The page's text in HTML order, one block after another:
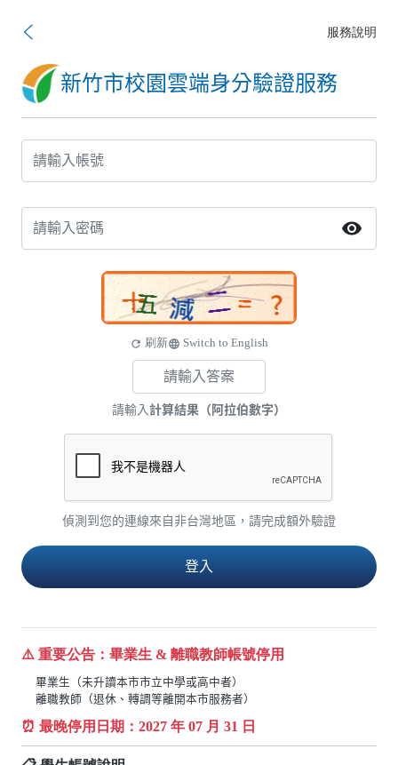
服務說明
新竹市校園雲端身分驗證服務
visibility
refresh 刷新language Switch to English
請輸入計算結果（阿拉伯數字）
偵測到您的連線來自非台灣地區，請完成額外驗證
⚠️ 重要公告：畢業生 & 離職教師帳號停用
畢業生（未升讀本市市立中學或高中者）
離職教師（退休、轉調等離開本市服務者）
⏰ 最晚停用日期： 2027 年 07 月 31 日